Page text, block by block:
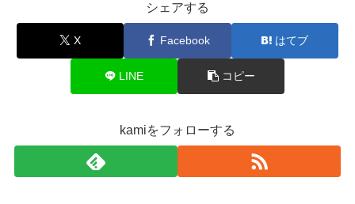
シェアする
X Facebook はてブ
LINE コピー
kamiをフォローする